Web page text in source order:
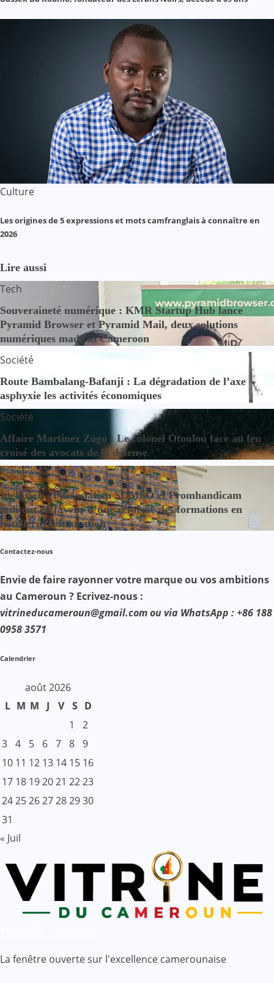
Culture
Les origines de 5 expressions et mots camfranglais à connaître en
2026
Lire aussi
Tech
Souveraineté numérique : KMR Startup Hub lance
Pyramid Browser et Pyramid Mail, deux solutions
numériques made in Cameroon
Société
Route Bambalang-Bafanji : La dégradation de l’axe
asphyxie les activités économiques
Société
Affaire Martinez Zogo : Le colonel Otoulou face au feu
croisé des avocats de la défense
Société
Inclusion : l’association SOMSO et Promhandicam
militent en faveur d’une réforme des formations en
hôtellerie-restauration
Contactez-nous
Envie de faire rayonner votre marque ou vos ambitions
au Cameroun ? Ecrivez-nous :
vitrineducameroun@gmail.com ou via WhatsApp : +86 188
0958 3571
Calendrier
août 2026
L M M J V S D
1
2
3 4 5 6 7 8 9
10 11 12 13 14 15 16
17 18 192021 2223
24252627282930
31
« Juil
La fenêtre ouverte sur l'excellence camerounaise